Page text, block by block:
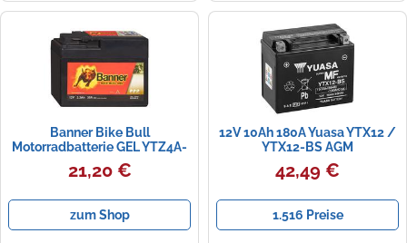
Zündkerzen
Navi Taschen
Navi-Zubehör
Navigationsgeräte
Navigationssoftware
Powercaps
Winterreifen
Banner Bike Bull
Motorradbatterie GEL YTZ4A-
BS BGTR4A-S 12V 2,3Ah
50301
21,20 €
zum Shop
12V 10Ah 180A Yuasa YTX12 /
YTX12-BS AGM
Motorradbatterie
42,49 €
1.516 Preise